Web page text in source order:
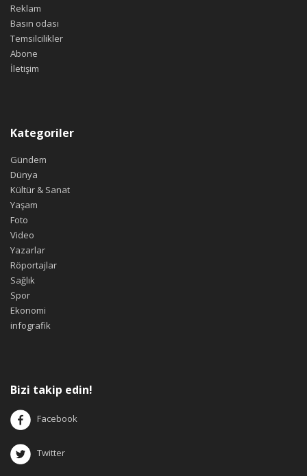
Reklam
Basın odası
Temsilcilikler
Abone
İletişim
Kategoriler
Gündem
Dünya
Kültür & Sanat
Yaşam
Foto
Video
Yazarlar
Röportajlar
Sağlık
Spor
Ekonomi
infografik
Bizi takip edin!
Facebook
Twitter